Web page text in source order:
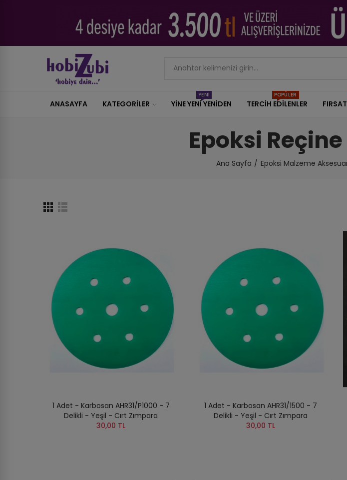
ANASAYFA KATEGORILER YİNE YENİ YENİDEN
YENİ
TERCİH EDİLENLER
POPÜLER
Epoksi
Ana Sayfa Epoksi Malzeme
1 Adet - Karbosan AHR31/P1000 - 7
Delikli - Yeşil - Cırt Zımpara
30,00 TL
1 Adet - Karbosan AHR31/1500 - 7
Delikli - Yeşil - Cırt Zımpara
30,00 TL